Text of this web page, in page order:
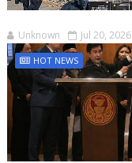
Unknown Jul 20, 2026
HOT NEWS